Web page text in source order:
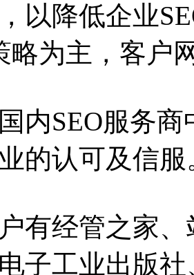
以降低企业
略为主，客户
内SEO服务
的认可及信服
有经管之家
子工业出版